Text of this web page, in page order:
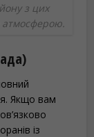
з цих
атмосферою.
Якщо вам
із